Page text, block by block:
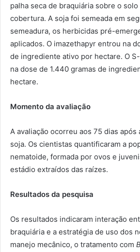
palha seca de braquiária sobre o
cobertura. A soja foi semeada em
semeadura, os herbicidas pré-
aplicados. O imazethapyr entrou na
de ingrediente ativo por hectare. O
na dose de 1.440 gramas de
hectare.
Momento da avaliação
A avaliação ocorreu aos 75 dias após
soja. Os cientistas quantificaram a
nematoide, formada por ovos e
estádio extraídos das raízes.
Resultados da pesquisa
Os resultados indicaram interação
braquiária e a estratégia de uso dos
manejo mecânico, o tratamento com